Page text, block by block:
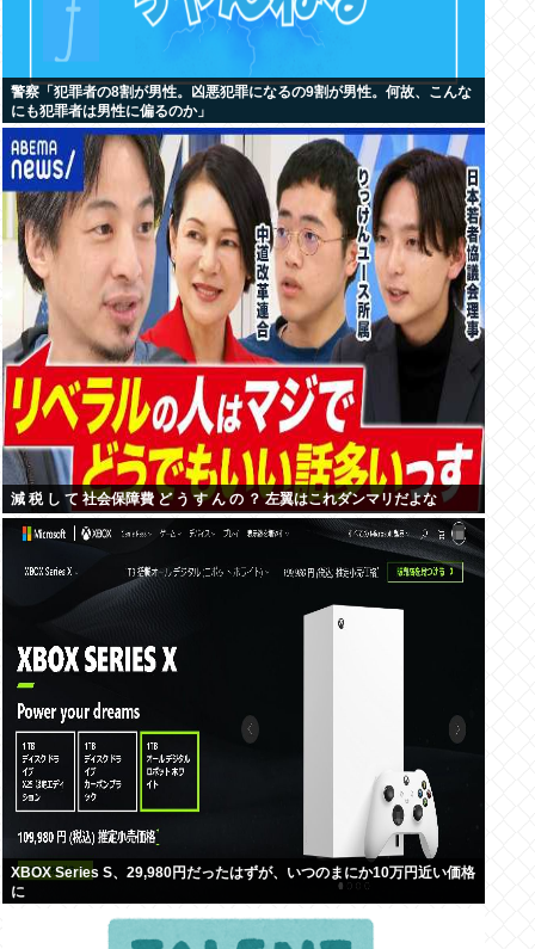
警察「犯罪者の8割が男性。凶悪犯罪になるの9割が男性。何故、こんな
にも犯罪者は男性に偏るのか」
減 税 し て 社会保障費 ど う す ん の ？ 左翼はこれダンマリだよな
XBOX Series S、29,980円だったはずが、いつのまにか10万円近い価格
に